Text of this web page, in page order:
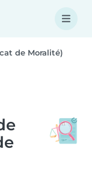
de Moralité)